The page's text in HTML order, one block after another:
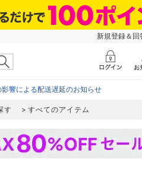
新規登録＆
響による配送遅延のお知らせ
す すべてのアイテム